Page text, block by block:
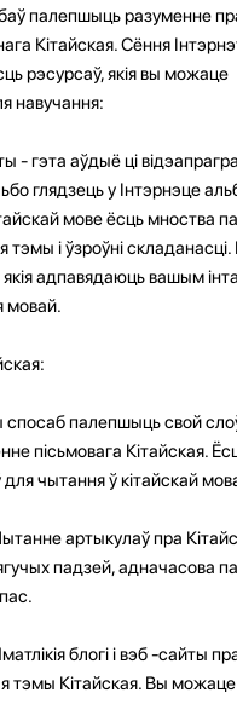
палепшыць разуменне
Кітайская. Сёння
рэсурсаў, якія вы можаце
навучання:
- гэта аўдыё ці
глядзець у Інтэрнэце
мове ёсць мноства
тэмы і ўзроўні
адпавядаюць вашым
мовай.
палепшыць свой
пісьмовага Кітайская.
чытання ў кітайскай
артыкулаў пра
падзей, адначасова
блогі і вэб -сайты
тэмы Кітайская. Вы